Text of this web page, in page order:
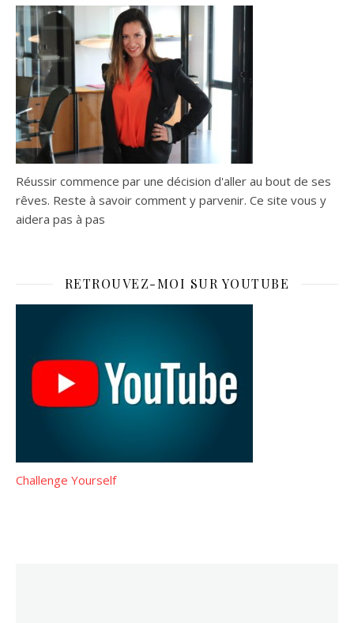
Réussir commence par une décision d'aller au bout de ses
rêves. Reste à savoir comment y parvenir. Ce site vous y
aidera pas à pas
RETROUVEZ-MOI SUR YOUTUBE
Challenge Yourself